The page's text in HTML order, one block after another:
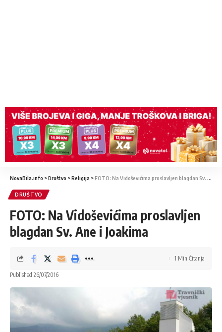
NovaBila.info >Društvo >Religija >FOTO: Na Vidoševićima proslavljen blagdan Sv. Ane i Joakima
DRUŠTVO
FOTO: Na Vidoševićima proslavljen
blagdan Sv. Ane i Joakima
Published 26/07/2016
1 Min Čitanja